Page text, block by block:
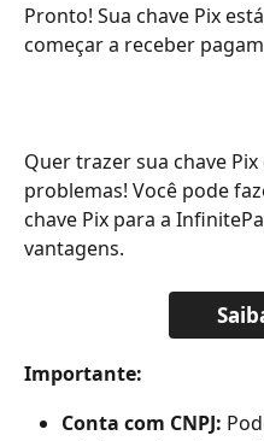
Pronto! Sua chave Pix
começar a receber
Quer trazer sua chave
problemas! Você pode
chave Pix para a
vantagens.
Importante:
Conta com CNPJ: